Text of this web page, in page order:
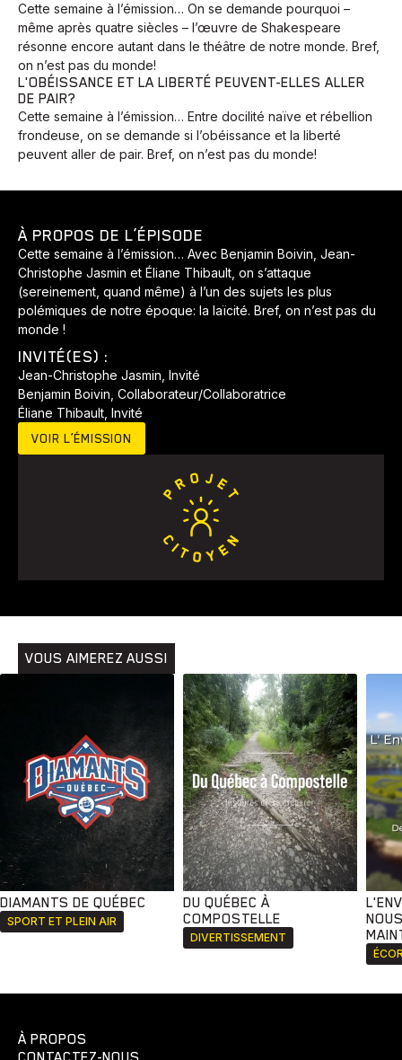
Cette semaine à l’émission… On se demande pourquoi –
même après quatre siècles – l’œuvre de Shakespeare
résonne encore autant dans le théâtre de notre monde. Bref,
on n’est pas du monde!
L'OBÉISSANCE ET LA LIBERTÉ PEUVENT-ELLES ALLER
DE PAIR?
Cette semaine à l’émission… Entre docilité naïve et rébellion
frondeuse, on se demande si l’obéissance et la liberté
peuvent aller de pair. Bref, on n’est pas du monde!
À PROPOS DE L’ÉPISODE
Cette semaine à l’émission… Avec Benjamin Boivin, Jean-
Christophe Jasmin et Éliane Thibault, on s’attaque
(sereinement, quand même) à l’un des sujets les plus
polémiques de notre époque: la laïcité. Bref, on n’est pas du
monde !
INVITÉ(ES) :
Jean-Christophe Jasmin, Invité
Benjamin Boivin, Collaborateur/Collaboratrice
Éliane Thibault, Invité
VOIR L’ÉMISSION
VOUS AIMEREZ AUSSI
DIAMANTS DE QUÉBEC
SPORT ET PLEIN AIR
DU QUÉBEC À
COMPOSTELLE
DIVERTISSEMENT
À PROPOS